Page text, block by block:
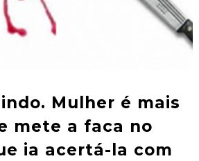
Mulher é mais
mete a faca no
ia acertá-la com